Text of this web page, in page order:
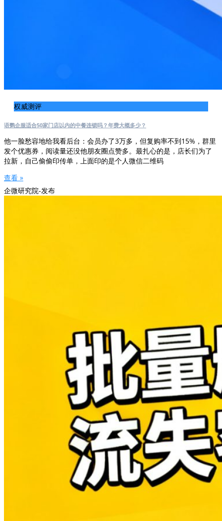
权威测评
语鹦企服适合50家门店以内的中餐连锁吗？年费大概多少？
他一脸愁容地给我看后台：会员办了3万多，但复购率不到15%，群里
发个优惠券，阅读量还没他朋友圈点赞多。最扎心的是，店长们为了
拉新，自己偷偷印传单，上面印的是个人微信二维码
查看 »
企微研究院-发布